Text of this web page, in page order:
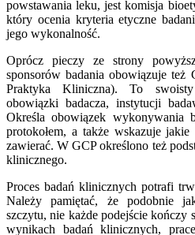
powstawania leku, jest komisja
który ocenia kryteria etyczne
jego wykonalność.
Oprócz pieczy ze strony
sponsorów badania obowiązuje też
Praktyka Kliniczna). To
obowiązki badacza, instytucji
Określa obowiązek wykonywania
protokołem, a także wskazuje
zawierać. W GCP określono też
klinicznego.
Proces badań klinicznych potrafi
Należy pamiętać, że podobnie
szczytu, nie każde podejście kończy
wynikach badań klinicznych,